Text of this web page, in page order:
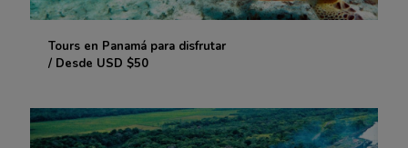
Tours en Panamá para disfrutar
Tours en Panamá para disfrutar
/ Desde USD $50